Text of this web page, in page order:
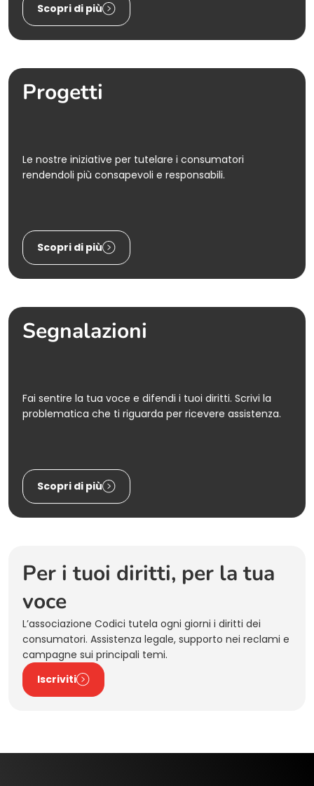
Scopri di più
Progetti
Le nostre iniziative per tutelare i consumatori
rendendoli più consapevoli e responsabili.
Scopri di più
Segnalazioni
Fai sentire la tua voce e difendi i tuoi diritti. Scrivi la
problematica che ti riguarda per ricevere assistenza.
Scopri di più
Per i tuoi diritti, per la tua
voce
L’associazione Codici tutela ogni giorni i diritti dei
consumatori. Assistenza legale, supporto nei reclami e
campagne sui principali temi.
Iscriviti